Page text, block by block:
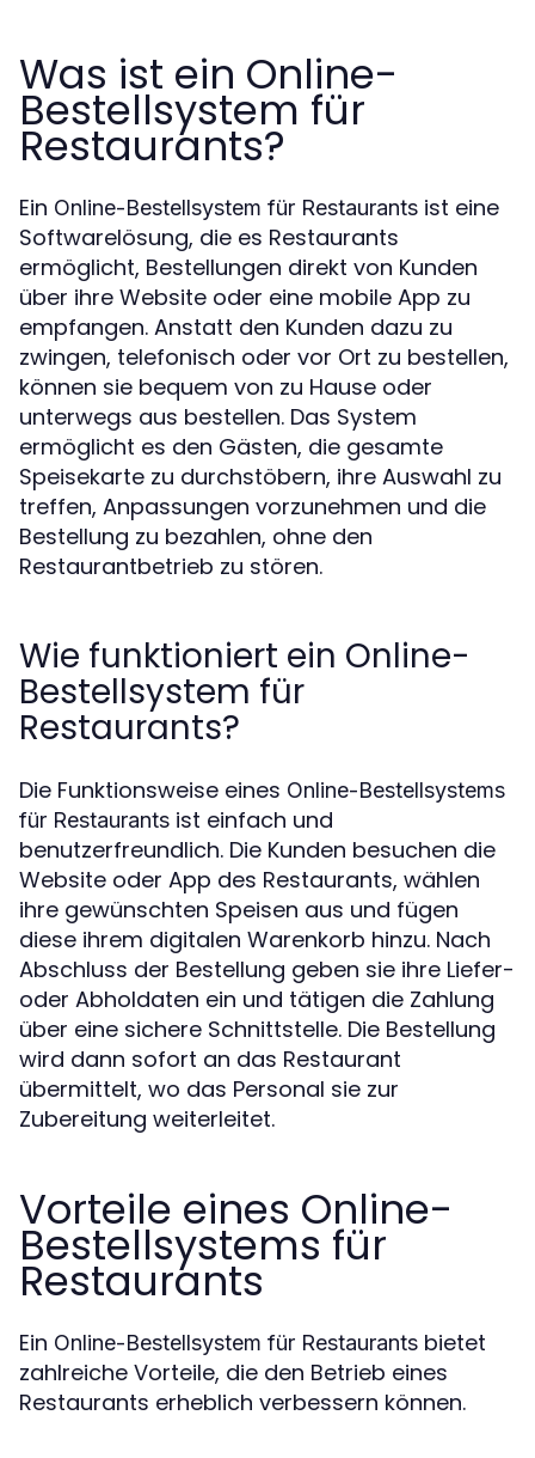
Was ist ein Online-
Bestellsystem für
Restaurants?
Ein Online-Bestellsystem für Restaurants ist eine
Softwarelösung, die es Restaurants
ermöglicht, Bestellungen direkt von Kunden
über ihre Website oder eine mobile App zu
empfangen. Anstatt den Kunden dazu zu
zwingen, telefonisch oder vor Ort zu bestellen,
können sie bequem von zu Hause oder
unterwegs aus bestellen. Das System
ermöglicht es den Gästen, die gesamte
Speisekarte zu durchstöbern, ihre Auswahl zu
treffen, Anpassungen vorzunehmen und die
Bestellung zu bezahlen, ohne den
Restaurantbetrieb zu stören.
Wie funktioniert ein Online-
Bestellsystem für
Restaurants?
Die Funktionsweise eines Online-Bestellsystems
für Restaurants ist einfach und
benutzerfreundlich. Die Kunden besuchen die
Website oder App des Restaurants, wählen
ihre gewünschten Speisen aus und fügen
diese ihrem digitalen Warenkorb hinzu. Nach
Abschluss der Bestellung geben sie ihre Liefer-
oder Abholdaten ein und tätigen die Zahlung
über eine sichere Schnittstelle. Die Bestellung
wird dann sofort an das Restaurant
übermittelt, wo das Personal sie zur
Zubereitung weiterleitet.
Vorteile eines Online-
Bestellsystems für
Restaurants
Ein Online-Bestellsystem für Restaurants bietet
zahlreiche Vorteile, die den Betrieb eines
Restaurants erheblich verbessern können.